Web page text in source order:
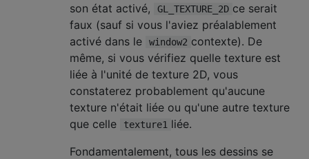
son état activé,
GL_TEXTURE_2D ce serait
faux (sauf si vous l'aviez préalablement
activé dans le
window2 contexte). De
même, si vous vérifiez quelle texture est
liée à l'unité de texture 2D, vous
constaterez probablement qu'aucune
texture n'était liée ou qu'une autre texture
que celle
texture1 liée.
Fondamentalement, tous les dessins se